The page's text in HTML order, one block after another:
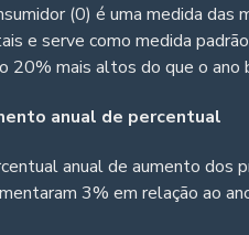
(0) é uma medida
e serve como medida
20% mais altos do que o ano
anual de percentual
anual de aumento dos
3% em relação ao